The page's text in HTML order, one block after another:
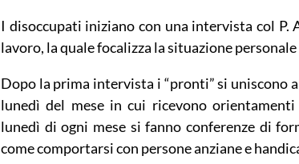
I disoccupati iniziano con una intervista col P.
lavoro, la quale focalizza la situazione
Dopo la prima intervista i “pronti” si uniscono
lunedì del mese in cui ricevono
lunedì di ogni mese si fanno conferenze di
come comportarsi con persone anziane e